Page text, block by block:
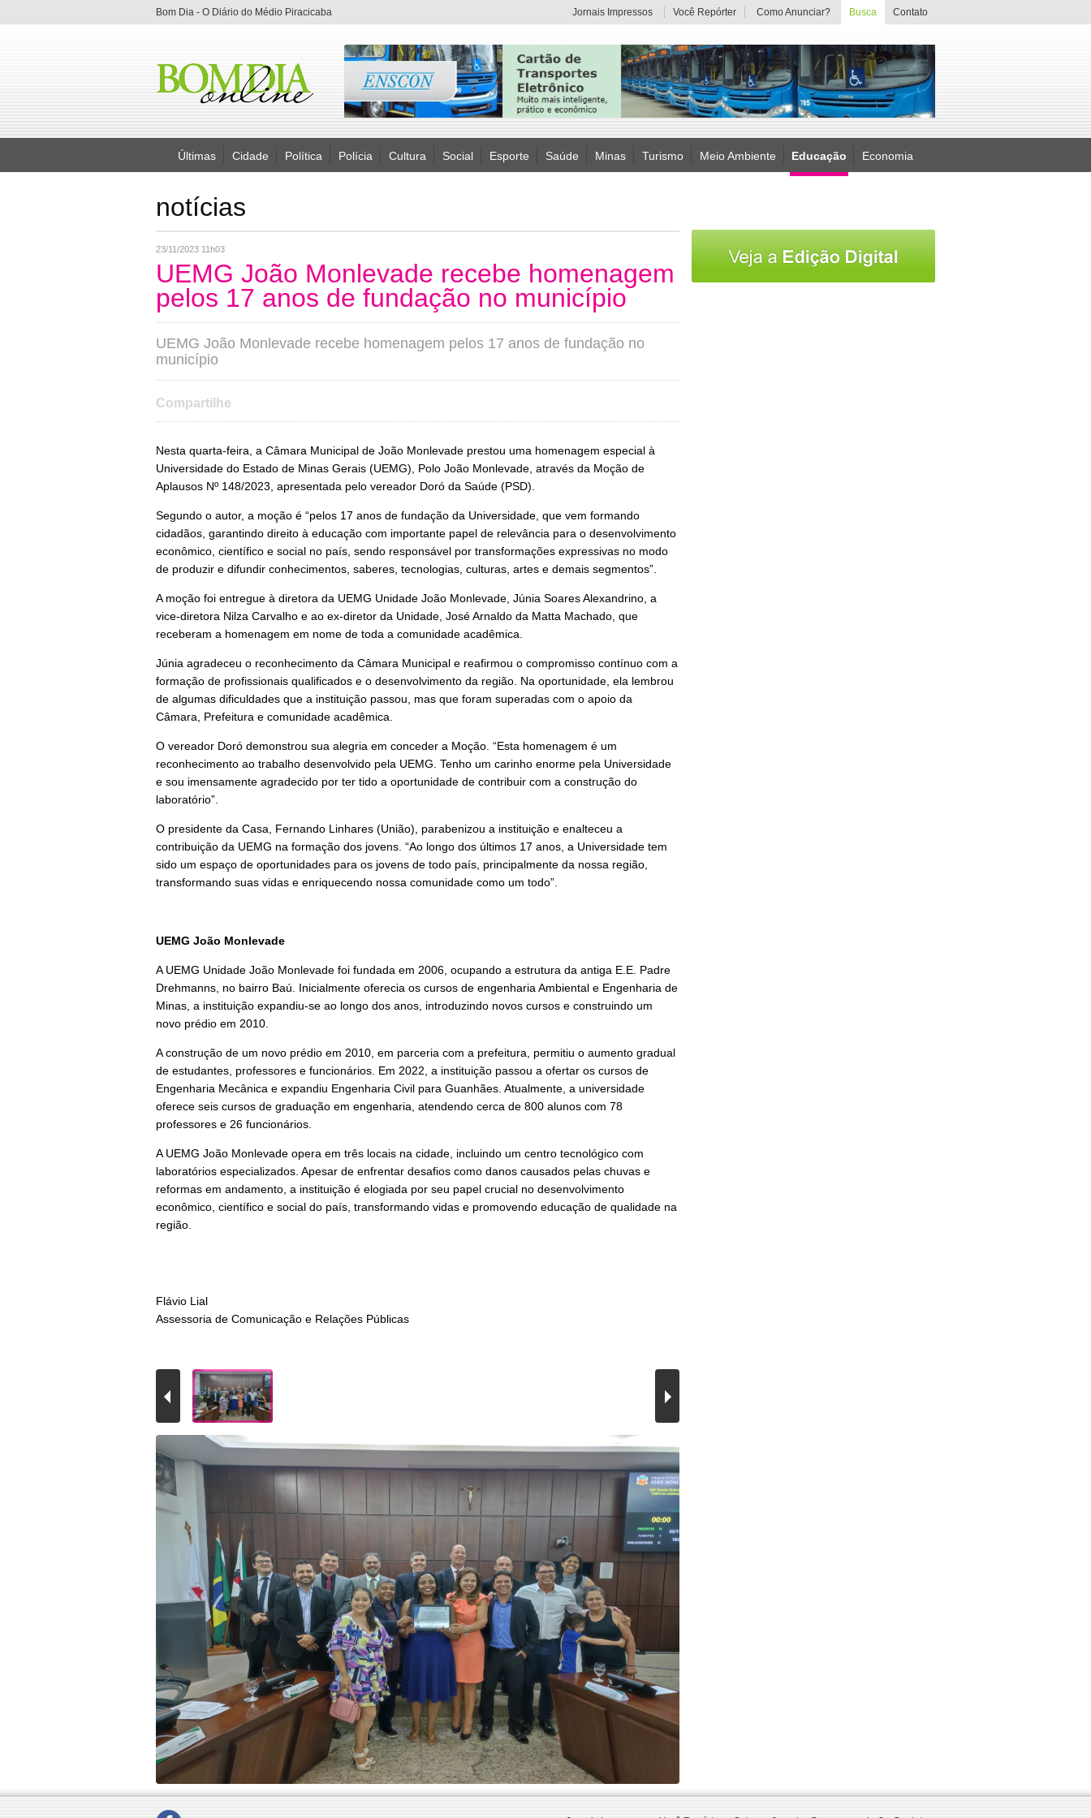
Bom Dia - O Diário do Médio Piracicaba Jornais Impressos Você Repórter Como Anunciar? Busca Contato
Últimas Cidade Política Polícia Cultura Social Esporte Saúde Minas Turismo Meio Ambiente Educação Economia
notícias
23/11/2023 11h03
UEMG João Monlevade recebe homenagem
pelos 17 anos de fundação no município
UEMG João Monlevade recebe homenagem pelos 17 anos de fundação no
município
Compartilhe
Nesta quarta-feira, a Câmara Municipal de João Monlevade prestou uma homenagem especial à
Universidade do Estado de Minas Gerais (UEMG), Polo João Monlevade, através da Moção de
Aplausos Nº 148/2023, apresentada pelo vereador Doró da Saúde (PSD).
Segundo o autor, a moção é “pelos 17 anos de fundação da Universidade, que vem formando
cidadãos, garantindo direito à educação com importante papel de relevância para o desenvolvimento
econômico, científico e social no país, sendo responsável por transformações expressivas no modo
de produzir e difundir conhecimentos, saberes, tecnologias, culturas, artes e demais segmentos”.
A moção foi entregue à diretora da UEMG Unidade João Monlevade, Júnia Soares Alexandrino, a
vice-diretora Nilza Carvalho e ao ex-diretor da Unidade, José Arnaldo da Matta Machado, que
receberam a homenagem em nome de toda a comunidade acadêmica.
Júnia agradeceu o reconhecimento da Câmara Municipal e reafirmou o compromisso contínuo com a
formação de profissionais qualificados e o desenvolvimento da região. Na oportunidade, ela lembrou
de algumas dificuldades que a instituição passou, mas que foram superadas com o apoio da
Câmara, Prefeitura e comunidade acadêmica.
O vereador Doró demonstrou sua alegria em conceder a Moção. “Esta homenagem é um
reconhecimento ao trabalho desenvolvido pela UEMG. Tenho um carinho enorme pela Universidade
e sou imensamente agradecido por ter tido a oportunidade de contribuir com a construção do
laboratório”.
O presidente da Casa, Fernando Linhares (União), parabenizou a instituição e enalteceu a
contribuição da UEMG na formação dos jovens. “Ao longo dos últimos 17 anos, a Universidade tem
sido um espaço de oportunidades para os jovens de todo país, principalmente da nossa região,
transformando suas vidas e enriquecendo nossa comunidade como um todo”.
UEMG João Monlevade
A UEMG Unidade João Monlevade foi fundada em 2006, ocupando a estrutura da antiga E.E. Padre
Drehmanns, no bairro Baú. Inicialmente oferecia os cursos de engenharia Ambiental e Engenharia de
Minas, a instituição expandiu-se ao longo dos anos, introduzindo novos cursos e construindo um
novo prédio em 2010.
A construção de um novo prédio em 2010, em parceria com a prefeitura, permitiu o aumento gradual
de estudantes, professores e funcionários. Em 2022, a instituição passou a ofertar os cursos de
Engenharia Mecânica e expandiu Engenharia Civil para Guanhães. Atualmente, a universidade
oferece seis cursos de graduação em engenharia, atendendo cerca de 800 alunos com 78
professores e 26 funcionários.
A UEMG João Monlevade opera em três locais na cidade, incluindo um centro tecnológico com
laboratórios especializados. Apesar de enfrentar desafios como danos causados pelas chuvas e
reformas em andamento, a instituição é elogiada por seu papel crucial no desenvolvimento
econômico, científico e social do país, transformando vidas e promovendo educação de qualidade na
região.
Flávio Lial
Assessoria de Comunicação e Relações Públicas